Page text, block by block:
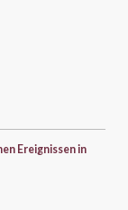
Ereignissen in